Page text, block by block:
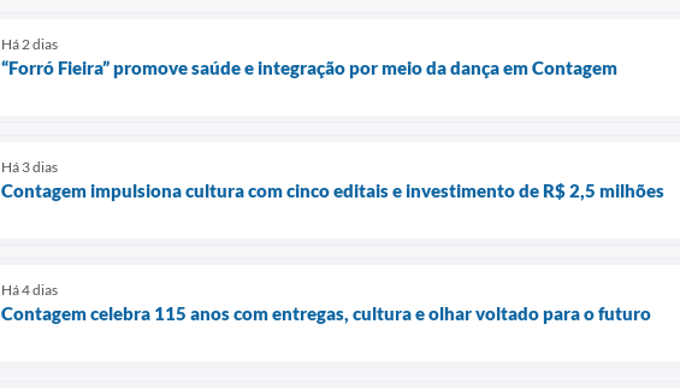
Há 2 dias
“Forró Fieira” promove saúde e integração por meio da dança em Contagem
Há 3 dias
Contagem impulsiona cultura com cinco editais e investimento de R$ 2,5 milhões
Há 4 dias
Contagem celebra 115 anos com entregas, cultura e olhar voltado para o futuro